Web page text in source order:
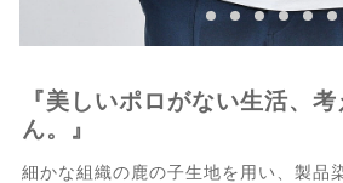
『美しいポロがない生活、
ん。』
細かな組織の鹿の子生地を用い、製品